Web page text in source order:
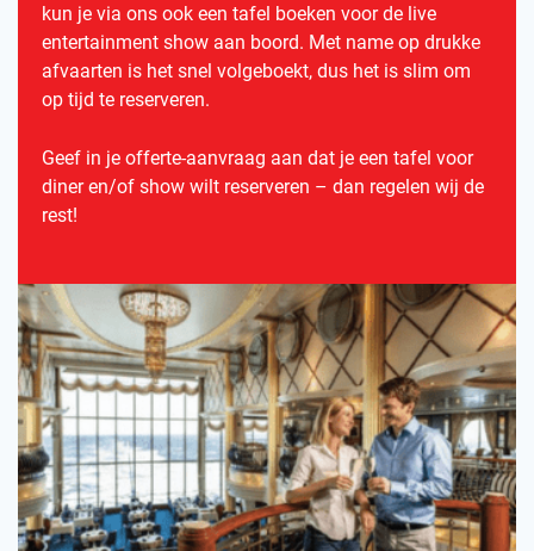
kun je via ons ook een tafel boeken voor de live
entertainment show aan boord. Met name op drukke
afvaarten is het snel volgeboekt, dus het is slim om
op tijd te reserveren.
Geef in je offerte-aanvraag aan dat je een tafel voor
diner en/of show wilt reserveren – dan regelen wij de
rest!